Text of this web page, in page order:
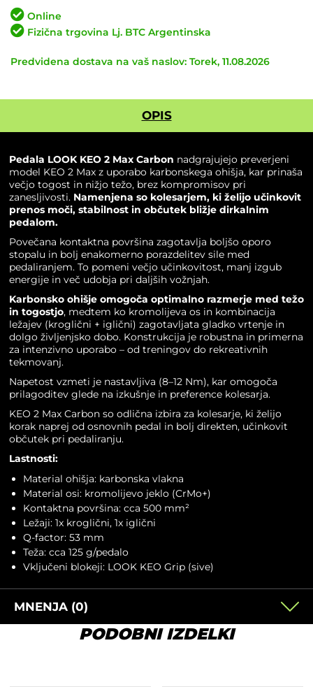
Max
Carbon
količina
Online
Fizična trgovina Lj. BTC Argentinska
Predvidena dostava na vaš naslov: Torek, 11.08.2026
OPIS
Pedala LOOK KEO 2 Max Carbon nadgrajujejo preverjeni
model KEO 2 Max z uporabo karbonskega ohišja, kar prinaša
večjo togost in nižjo težo, brez kompromisov pri
zanesljivosti. Namenjena so kolesarjem, ki želijo učinkovit
prenos moči, stabilnost in občutek bližje dirkalnim
pedalom.
Povečana kontaktna površina zagotavlja boljšo oporo
stopalu in bolj enakomerno porazdelitev sile med
pedaliranjem. To pomeni večjo učinkovitost, manj izgub
energije in več udobja pri daljših vožnjah.
Karbonsko ohišje omogoča optimalno razmerje med težo
in togostjo, medtem ko kromolijeva os in kombinacija
ležajev (kroglični + iglični) zagotavljata gladko vrtenje in
dolgo življenjsko dobo. Konstrukcija je robustna in primerna
za intenzivno uporabo – od treningov do rekreativnih
tekmovanj.
Napetost vzmeti je nastavljiva (8–12 Nm), kar omogoča
prilagoditev glede na izkušnje in preference kolesarja.
KEO 2 Max Carbon so odlična izbira za kolesarje, ki želijo
korak naprej od osnovnih pedal in bolj direkten, učinkovit
občutek pri pedaliranju.
Lastnosti:
Material ohišja: karbonska vlakna
Material osi: kromolijevo jeklo (CrMo+)
Kontaktna površina: cca 500 mm²
Ležaji: 1x kroglični, 1x iglični
Q-factor: 53 mm
Teža: cca 125 g/pedalo
Vključeni blokeji: LOOK KEO Grip (sive)
MNENJA (0)
PODOBNI IZDELKI